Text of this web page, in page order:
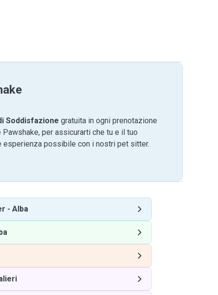
Soddisfazione gratuita in ogni prenotazione
per assicurarti che tu e il tuo
esperienza possibile con i nostri pet sitter.
- Alba